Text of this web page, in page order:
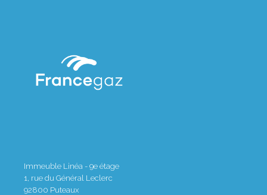
Immeuble Linéa - 9e étage
1, rue du Général Leclerc
92800 Puteaux